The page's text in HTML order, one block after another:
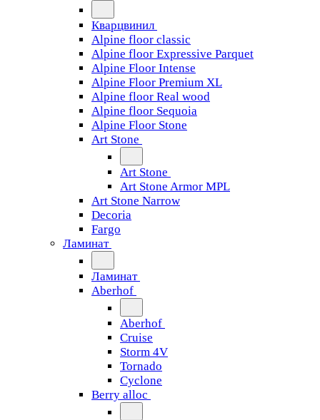
Кварцвинил
Alpine floor classic
Alpine floor Expressive Parquet
Alpine Floor Intense
Alpine Floor Premium XL
Alpine floor Real wood
Alpine floor Sequoia
Alpine Floor Stone
Art Stone
Art Stone
Art Stone Armor MPL
Art Stone Narrow
Decoria
Fargo
Ламинат
Ламинат
Aberhof
Aberhof
Cruise
Storm 4V
Tornado
Сyclone
Berry alloc